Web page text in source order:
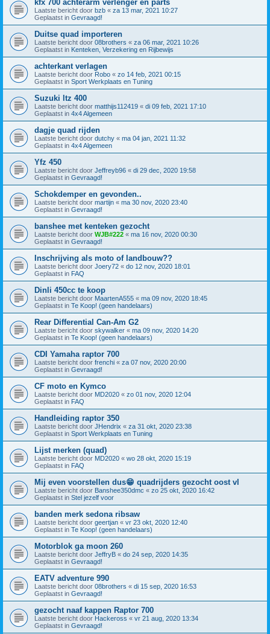
kfx 700 achterarm verlenger en parts
Laatste bericht door bzb « za 13 mar, 2021 10:27
Geplaatst in Gevraagd!
Duitse quad importeren
Laatste bericht door 08brothers « za 06 mar, 2021 10:26
Geplaatst in Kenteken, Verzekering en Rijbewijs
achterkant verlagen
Laatste bericht door Robo « zo 14 feb, 2021 00:15
Geplaatst in Sport Werkplaats en Tuning
Suzuki ltz 400
Laatste bericht door matthijs112419 « di 09 feb, 2021 17:10
Geplaatst in 4x4 Algemeen
dagje quad rijden
Laatste bericht door dutchy « ma 04 jan, 2021 11:32
Geplaatst in 4x4 Algemeen
Yfz 450
Laatste bericht door Jeffreyb96 « di 29 dec, 2020 19:58
Geplaatst in Gevraagd!
Schokdemper en gevonden..
Laatste bericht door martijn « ma 30 nov, 2020 23:40
Geplaatst in Gevraagd!
banshee met kenteken gezocht
Laatste bericht door WJB#222 « ma 16 nov, 2020 00:30
Geplaatst in Gevraagd!
Inschrijving als moto of landbouw??
Laatste bericht door Joery72 « do 12 nov, 2020 18:01
Geplaatst in FAQ
Dinli 450cc te koop
Laatste bericht door MaartenA555 « ma 09 nov, 2020 18:45
Geplaatst in Te Koop! (geen handelaars)
Rear Differential Can-Am G2
Laatste bericht door skywalker « ma 09 nov, 2020 14:20
Geplaatst in Te Koop! (geen handelaars)
CDI Yamaha raptor 700
Laatste bericht door frenchi « za 07 nov, 2020 20:00
Geplaatst in Gevraagd!
CF moto en Kymco
Laatste bericht door MD2020 « zo 01 nov, 2020 12:04
Geplaatst in FAQ
Handleiding raptor 350
Laatste bericht door JHendrix « za 31 okt, 2020 23:38
Geplaatst in Sport Werkplaats en Tuning
Lijst merken (quad)
Laatste bericht door MD2020 « wo 28 okt, 2020 15:19
Geplaatst in FAQ
Mij even voorstellen dus😁 quadrijders gezocht oost vl
Laatste bericht door Banshee350dmc « zo 25 okt, 2020 16:42
Geplaatst in Stel jezelf voor
banden merk sedona ribsaw
Laatste bericht door geertjan « vr 23 okt, 2020 12:40
Geplaatst in Te Koop! (geen handelaars)
Motorblok ga moon 260
Laatste bericht door JeffryB « do 24 sep, 2020 14:35
Geplaatst in Gevraagd!
EATV adventure 990
Laatste bericht door 08brothers « di 15 sep, 2020 16:53
Geplaatst in Gevraagd!
gezocht naaf kappen Raptor 700
Laatste bericht door Hackeross « vr 21 aug, 2020 13:34
Geplaatst in Gevraagd!